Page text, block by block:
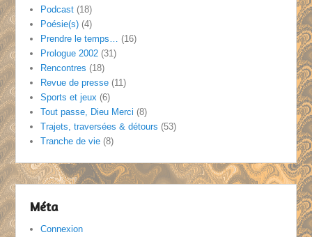
Podcast (18)
Poésie(s) (4)
Prendre le temps…
(16)
Prologue 2002 (31)
Rencontres (18)
Revue de presse (11)
Sports et jeux (6)
Tout passe, Dieu Merci (8)
Trajets, traversées & détours (53)
Tranche de vie (8)
Méta
Connexion